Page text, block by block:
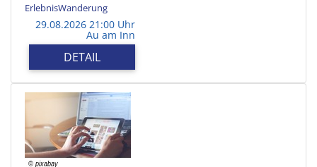
ErlebnisWanderung
29.08.2026 21:00 Uhr
Au am Inn
DETAIL